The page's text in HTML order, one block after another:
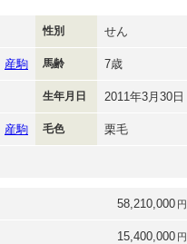
性別 せん
産駒 馬齢 7歳
生年月日 2011年3月30日
産駒 毛色 栗毛
58,210,000 円
15,400,000 円